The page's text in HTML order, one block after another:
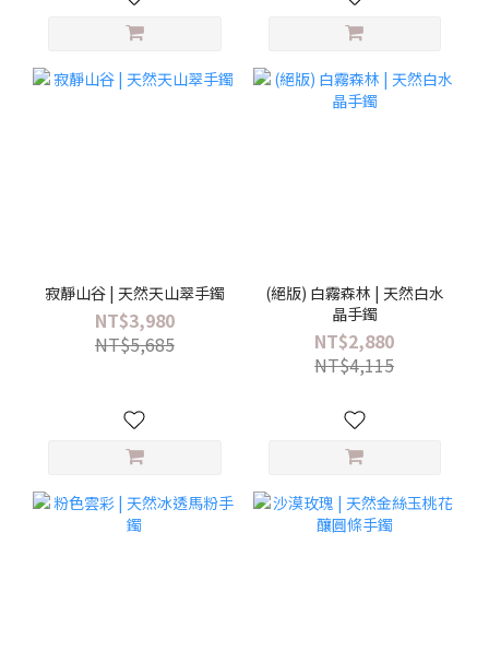
寂靜山谷 | 天然天山翠手鐲
NT$3,980
NT$5,685
(絕版) 白霧森林 | 天然白水
晶手鐲
NT$2,880
NT$4,115